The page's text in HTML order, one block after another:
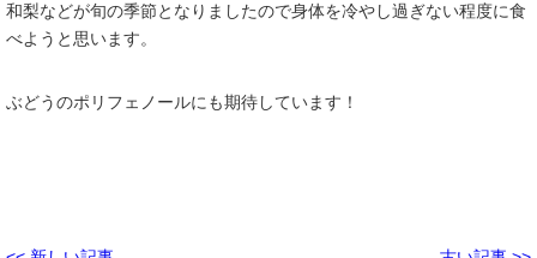
和梨などが旬の季節となりましたので身体を冷やし過ぎない程度に食
べようと思います。
ぶどうのポリフェノールにも期待しています！